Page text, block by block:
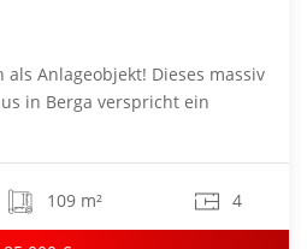
als Anlageobjekt! Dieses massiv
in Berga verspricht ein
109 m² 4